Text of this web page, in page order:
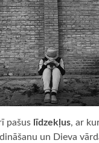
pašus līdzekļus, ar
un Dieva